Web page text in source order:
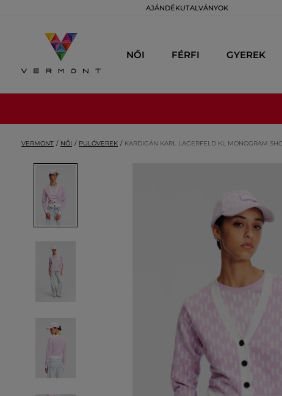
AJÁNDÉKUTALVÁNYOK
NŐI FÉRFI GYEREK
VERMONT NŐI PULÓVEREK KARDIGÁN KARL LAGERFELD KL MONOGRAM